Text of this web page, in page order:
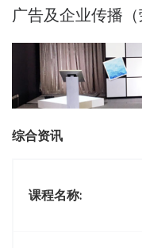
广告及企业传播
综合资讯
课程名称: